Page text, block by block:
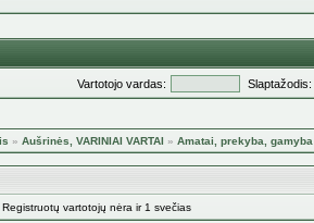
Vartotojo vardas: Slaptažodis:
» Aušrinės, VARINIAI VARTAI » Amatai, prekyba, gamyba
vartotojų nėra ir 1 svečias